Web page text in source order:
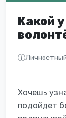
Какой
Хочешь
подойдет